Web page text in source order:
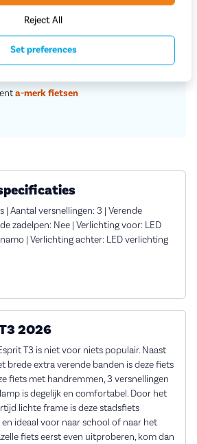
Proefrit in de winkel
a-merk fietsen
| Aantal versnellingen: 3 | Verende
zadelpen: Nee | Verlichting voor: LED
| Verlichting achter: LED verlichting
2026
T3 is niet voor niets populair. Naast
brede extra verende banden is deze fiets
fiets met handremmen, 3 versnellingen
is degelijk en comfortabel. Door het
lichte frame is deze stadsfiets
ideaal voor naar school of naar het
fiets eerst even uitproberen, kom dan
Reject All
Set preferences